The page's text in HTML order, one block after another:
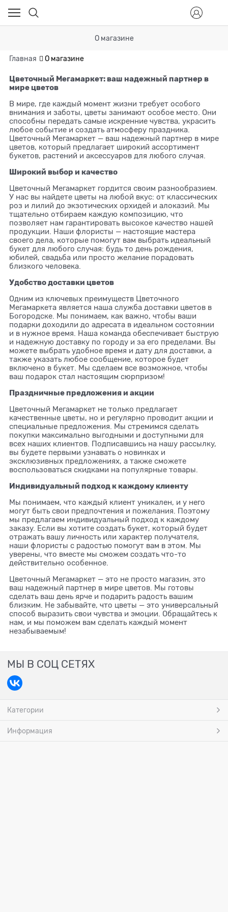
О магазине
Главная О магазине
Цветочный Мегамаркет: ваш надежный партнер в
мире цветов
В мире, где каждый момент жизни требует особого
внимания и заботы, цветы занимают особое место. Они
способны передать самые искренние чувства, украсить
любое событие и создать атмосферу праздника.
Цветочный Мегамаркет — ваш надежный партнер в мире
цветов, который предлагает широкий ассортимент
букетов, растений и аксессуаров для любого случая.
Широкий выбор и качество
Цветочный Мегамаркет гордится своим разнообразием.
У нас вы найдете цветы на любой вкус: от классических
роз и лилий до экзотических орхидей и алоказий. Мы
тщательно отбираем каждую композицию, что
позволяет нам гарантировать высокое качество нашей
продукции. Наши флористы — настоящие мастера
своего дела, которые помогут вам выбрать идеальный
букет для любого случая: будь то день рождения,
юбилей, свадьба или просто желание порадовать
близкого человека.
Удобство доставки цветов
Одним из ключевых преимуществ Цветочного
Мегамаркета является наша служба доставки цветов в
Богородске . Мы понимаем, как важно, чтобы ваши
подарки доходили до адресата в идеальном состоянии
и в нужное время. Наша команда обеспечивает быструю
и надежную доставку по городу и за его пределами. Вы
можете выбрать удобное время и дату для доставки, а
также указать любое сообщение, которое будет
включено в букет. Мы сделаем все возможное, чтобы
ваш подарок стал настоящим сюрпризом!
Праздничные предложения и акции
Цветочный Мегамаркет не только предлагает
качественные цветы, но и регулярно проводит акции и
специальные предложения. Мы стремимся сделать
покупки максимально выгодными и доступными для
всех наших клиентов. Подписавшись на нашу рассылку,
вы будете первыми узнавать о новинках и
эксклюзивных предложениях, а также сможете
воспользоваться скидками на популярные товары.
Индивидуальный подход к каждому клиенту
Мы понимаем, что каждый клиент уникален, и у него
могут быть свои предпочтения и пожелания. Поэтому
мы предлагаем индивидуальный подход к каждому
заказу. Если вы хотите создать букет, который будет
отражать вашу личность или характер получателя,
наши флористы с радостью помогут вам в этом. Мы
уверены, что вместе мы сможем создать что-то
действительно особенное.
Цветочный Мегамаркет — это не просто магазин, это
ваш надежный партнер в мире цветов. Мы готовы
сделать ваш день ярче и подарить радость вашим
близким. Не забывайте, что цветы — это универсальный
способ выразить свои чувства и эмоции. Обращайтесь к
нам, и мы поможем вам сделать каждый момент
незабываемым!
МЫ В СОЦ СЕТЯХ
Категории
Информация